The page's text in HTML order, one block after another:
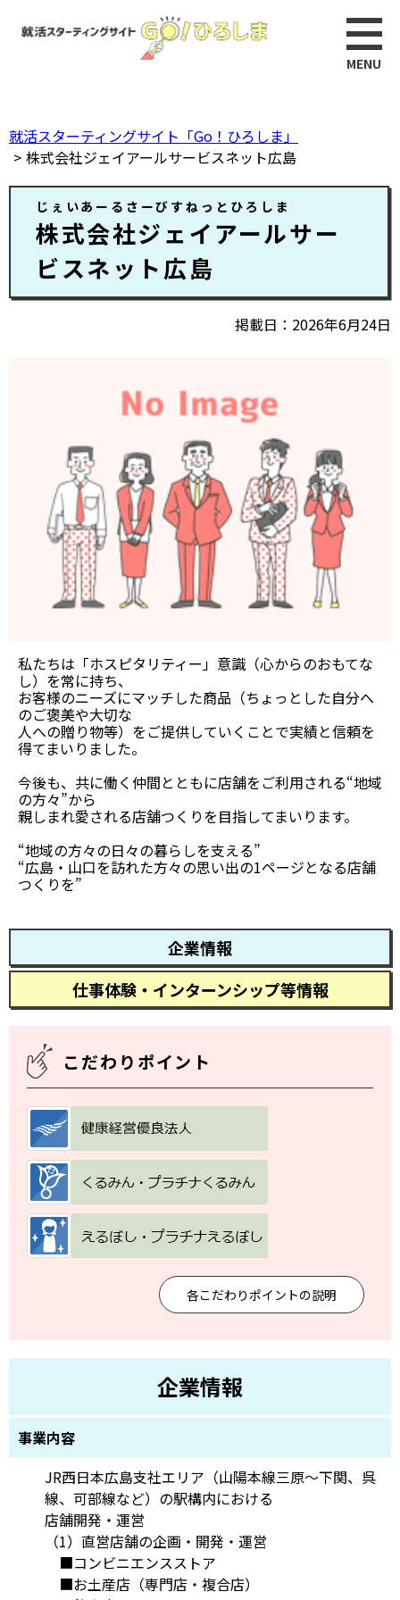
で
す。
就活スターティングサイト「Go！ひろしま」
株式会社ジェイアールサービスネット広島
じぇいあーるさーびすねっとひろしま
株式会社ジェイアールサー
ビスネット広島
掲載日 2026年6月24日
私たちは「ホスピタリティー」意識（心からのおもてな
し）を常に持ち、
お客様のニーズにマッチした商品（ちょっとした自分へ
のご褒美や大切な
人への贈り物等）をご提供していくことで実績と信頼を
得てまいりました。
今後も、共に働く仲間とともに店舗をご利用される“地域
の方々”から
親しまれ愛される店舗つくりを目指してまいります。
“地域の方々の日々の暮らしを支える”
“広島・山口を訪れた方々の思い出の1ページとなる店舗
つくりを”
企業情報
仕事体験・インターンシップ等情報
こだわりポイント
各こだわりポイントの説明
企業情報
事業内容
JR西日本広島支社エリア（山陽本線三原～下関、呉
線、可部線など）の駅構内における
店舗開発・運営
（1）直営店舗の企画・開発・運営
■コンビニエンスストア
■お土産店（専門店・複合店）